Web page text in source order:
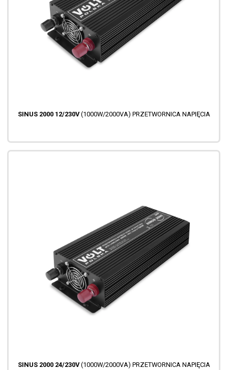
SINUS 2000 12/230V(1000W/2000VA) PRZETWORNICA NAPIĘCIA
SINUS 2000 24/230V(1000W/2000VA) PRZETWORNICA NAPIĘCIA